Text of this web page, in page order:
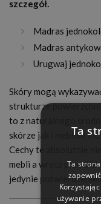
szczegół.
Madras
Madras
Urugwaj
Skóry mogą
strukturze
to z naturalnego
skórze jak i meblom
Cechy te absolutnie
mebli a wręcz
jedynie
Ta
Ta
używanie